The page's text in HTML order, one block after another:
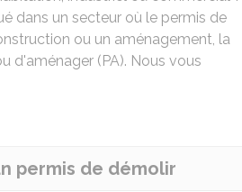
dans un secteur où le permis de
ou un aménagement, la
d'aménager (PA). Nous vous
permis de démolir